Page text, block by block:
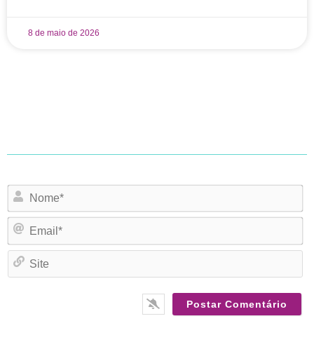
8 de maio de 2026